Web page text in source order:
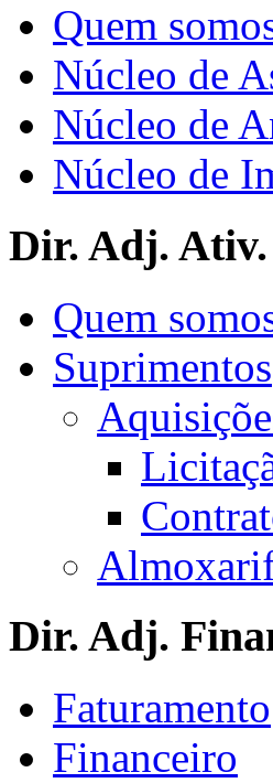
Quem
Núcleo de
Núcleo de
Núcleo de
Dir. Adj.
Quem
Suprimentos
Dir. Adj.
Faturamento
Financeiro